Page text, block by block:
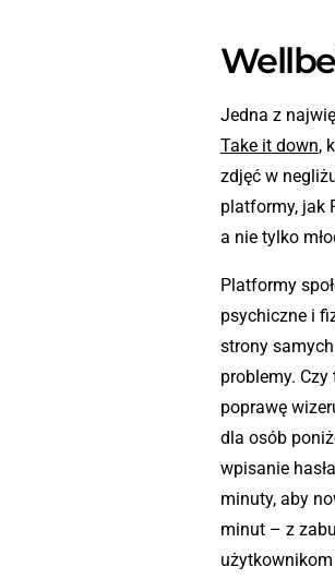
Jedna z
Take it down,
zdjęć w
platformy, jak
a nie tylko
Platformy
psychiczne i
strony
problemy.
poprawę
dla osób
wpisanie
minuty, aby
minut – z
użytkownikom